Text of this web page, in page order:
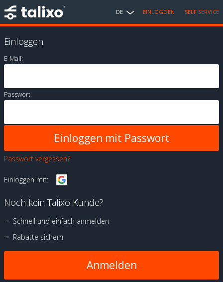
DE EINLOGGEN SELF SERVICE
Einloggen
E-Mail:
Passwort:
Passwort vergessen?
Einloggen mit:
Noch kein Talixo Kunde?
Schnell und einfach anmelden
Rabatte sichern
Anmelden